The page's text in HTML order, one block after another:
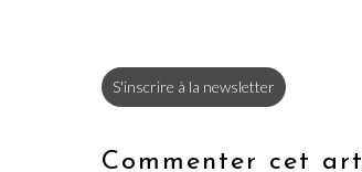
S'inscrire à la newsletter
Commenter cet